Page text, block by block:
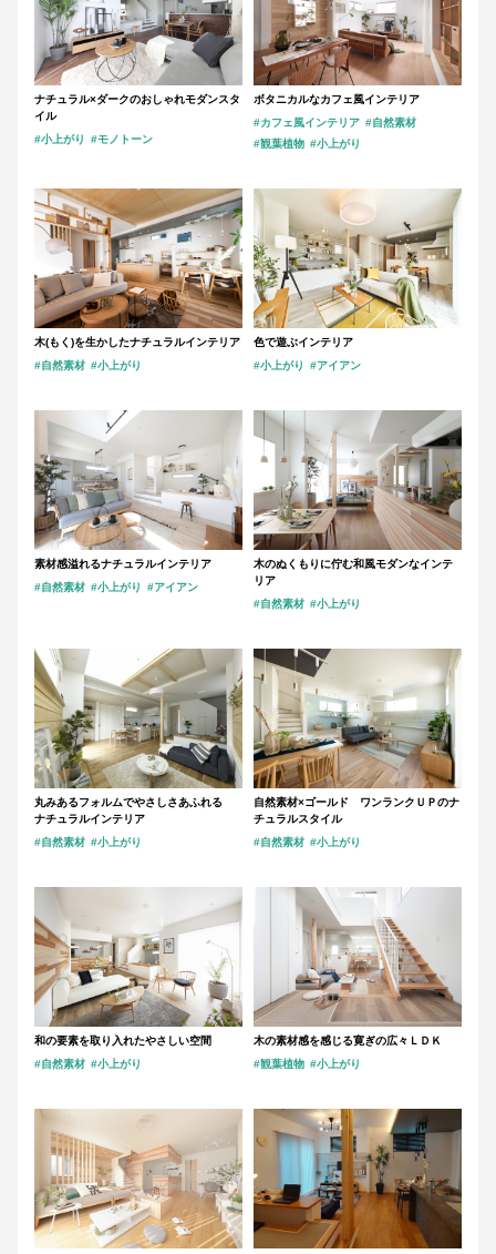
ナチュラル×ダークのおしゃれモダンスタ
イル
#小上がり
#モノトーン
ボタニカルなカフェ風インテリア
#カフェ風インテリア #自然素材
#観葉植物 #小上がり
木(もく)を生かしたナチュラルインテリア
#自然素材 #小上がり
色で遊ぶインテリア
#小上がり
#アイアン
素材感溢れるナチュラルインテリア
#自然素材 #小上がり #アイアン
木のぬくもりに佇む和風モダンなインテ
リア
#自然素材 #小上がり
丸みあるフォルムでやさしさあふれる
ナチュラルインテリア
#自然素材 #小上がり
自然素材×ゴールド ワンランクＵＰのナ
チュラルスタイル
#自然素材 #小上がり
和の要素を取り入れたやさしい空間
#自然素材 #小上がり
木の素材感を感じる寛ぎの広々ＬＤＫ
#観葉植物 #小上がり